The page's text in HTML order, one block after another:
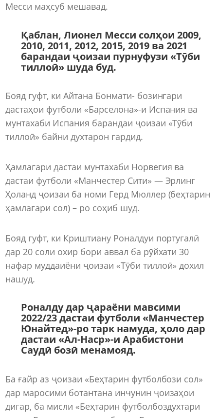
Месси маҳсуб мешавад.
Қаблан, Лионел Месси солҳои 2009,
2010, 2011, 2012, 2015, 2019 ва 2021
барандаи ҷоизаи пурнуфузи «Тӯби
тиллоӣ» шуда буд.
Бояд гуфт, ки Айтана Бонмати- бозингари
дастаҳои футболи «Барселона»-и Испания ва
мунтахаби Испания барандаи ҷоизаи «Тӯби
тиллоӣ» байни духтарон гардид.
Ҳамлагари дастаи мунтахаби Норвегия ва
дастаи футболи «Манчестер Сити» — Эрлинг
Ҳоланд ҷоизаи ба номи Герд Мюллер (беҳтарин
ҳамлагари сол) – ро соҳиб шуд.
Бояд гуфт, ки Криштиану Роналдуи португалӣ
дар 20 соли охир бори аввал ба рӯйхати 30
нафар муддаиёни ҷоизаи «Тӯби тиллоӣ» дохил
нашуд.
Роналду дар ҷараёни мавсими
2022/23 дастаи футболи «Манчестер
Юнайтед»-ро тарк намуда, ҳоло дар
дастаи «Ал-Наср»-и Арабистони
Саудӣ бозӣ менамояд.
Ба ғайр аз ҷоизаи «Беҳтарин футболбози сол»
дар маросими ботантана инчунин ҷоизаҳои
дигар, ба мисли «Беҳтарин футболбоздухтари